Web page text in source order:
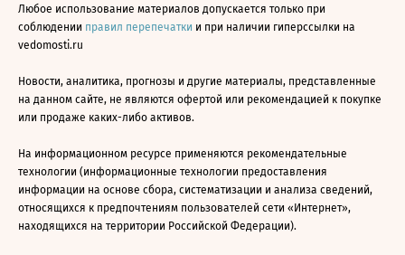
Любое использование материалов допускается только при
соблюдении правил перепечатки и при наличии гиперссылки на
vedomosti.ru
Новости, аналитика, прогнозы и другие материалы, представленные
на данном сайте, не являются офертой или рекомендацией к покупке
или продаже каких-либо активов.
На информационном ресурсе применяются рекомендательные
технологии (информационные технологии предоставления
информации на основе сбора, систематизации и анализа сведений,
относящихся к предпочтениям пользователей сети «Интернет»,
находящихся на территории Российской Федерации).